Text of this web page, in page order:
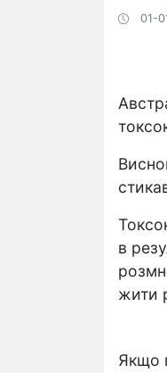
01-
в
жити
Якщо